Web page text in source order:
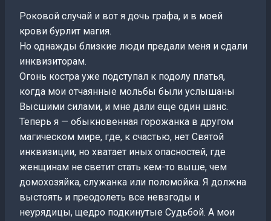
Роковой случай и вот я дочь графа, и в моей
крови бурлит магия.
Но однажды близкие люди предали меня и сдали
инквизиторам.
Огонь костра уже подступал к подолу платья,
когда мои отчаянные мольбы были услышаны
Высшими силами, и мне дали еще один шанс.
Теперь я — обыкновенная горожанка в другом
магическом мире, где, к счастью, нет Святой
инквизиции, но хватает иных опасностей, где
женщинам не светит стать кем-то выше, чем
домохозяйка, служанка или поломойка. Я должна
выстоять и преодолеть все невзгоды и
неурядицы, щедро подкинутые Судьбой. А мои